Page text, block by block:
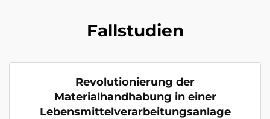
Fallstudien
Revolutionierung der
Materialhandhabung in einer
Lebensmittelverarbeitungsanlage